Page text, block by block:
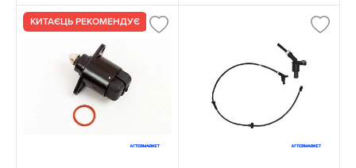
КИТАЄЦЬ РЕКОМЕНДУЄ